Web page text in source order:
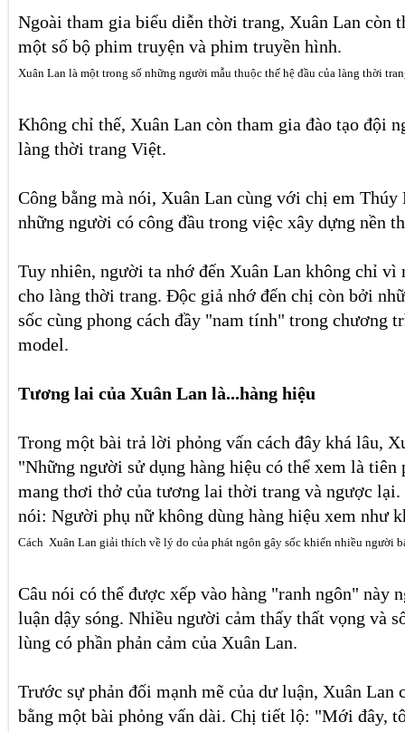
Ngoài tham gia biểu diễn thời trang, Xuân Lan còn
một số bộ phim truyện và phim truyền hình.
Xuân Lan là một trong số những người mẫu thuộc thế hệ đầu của làng thời
Không chỉ thế, Xuân Lan còn tham gia đào tạo đội
làng thời trang Việt.
Công bằng mà nói, Xuân Lan cùng với chị em Thúy
những người có công đầu trong việc xây dựng nền
Tuy nhiên, người ta nhớ đến Xuân Lan không chỉ vì
cho làng thời trang. Độc giả nhớ đến chị còn bởi
sốc cùng phong cách đầy "nam tính" trong chương
model.
Tương lai của Xuân Lan là...hàng hiệu
Trong một bài trả lời phỏng vấn cách đây khá lâu,
"Những người sử dụng hàng hiệu có thể xem là
mang thơi thở của tương lai thời trang và ngược
nói: Người phụ nữ không dùng hàng hiệu xem như
Cách Xuân Lan giải thích về lý do của phát ngôn gây sốc khiến nhiều người
Câu nói có thể được xếp vào hàng "ranh ngôn" này
luận dậy sóng. Nhiều người cảm thấy thất vọng và
lùng có phần phản cảm của Xuân Lan.
Trước sự phản đối mạnh mẽ của dư luận, Xuân Lan
bằng một bài phỏng vấn dài. Chị tiết lộ: "Mới đây,